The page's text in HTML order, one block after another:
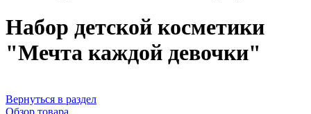
Набор детской косметики
"Мечта каждой девочки"
Вернуться в раздел
Обзор товара